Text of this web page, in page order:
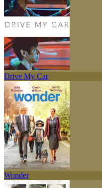
Drive My Car
Wonder